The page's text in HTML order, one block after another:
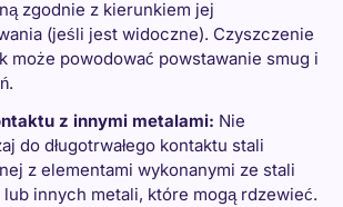
zgodnie z kierunkiem jej
(jeśli jest widoczne). Czyszczenie
może powodować powstawanie smug i
z innymi metalami: Nie
do długotrwałego kontaktu stali
z elementami wykonanymi ze stali
innych metali, które mogą rdzewieć.